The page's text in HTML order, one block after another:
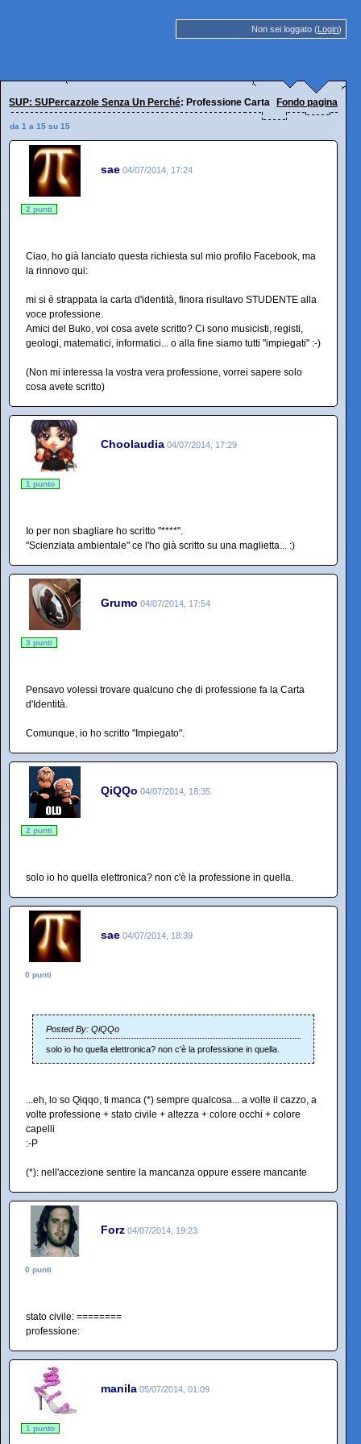
Non sei loggato (Login)
SUP: SUPercazzole Senza Un Perché: Professione Carta d'identità
Fondo pagina
da 1 a 15 su 15
sae 04/07/2014, 17:24
2 punti
Ciao, ho già lanciato questa richiesta sul mio profilo Facebook, ma
la rinnovo qui:
mi si è strappata la carta d'identità, finora risultavo STUDENTE alla
voce professione.
Amici del Buko, voi cosa avete scritto? Ci sono musicisti, registi,
geologi, matematici, informatici... o alla fine siamo tutti "impiegati" :-)
(Non mi interessa la vostra vera professione, vorrei sapere solo
cosa avete scritto)
Choolaudia 04/07/2014, 17:29
1 punto
Io per non sbagliare ho scritto "****".
"Scienziata ambientale" ce l'ho già scritto su una maglietta... :)
Grumo 04/07/2014, 17:54
3 punti
Pensavo volessi trovare qualcuno che di professione fa la Carta
d'Identità.
Comunque, io ho scritto "Impiegato".
QiQQo 04/07/2014, 18:35
2 punti
solo io ho quella elettronica? non c'è la professione in quella.
sae 04/07/2014, 18:39
0 punti
Posted By: QiQQo
solo io ho quella elettronica? non c'è la professione in quella.
...eh, lo so Qiqqo, ti manca (*) sempre qualcosa... a volte il cazzo, a
volte professione + stato civile + altezza + colore occhi + colore
capelli
:-P
(*): nell'accezione sentire la mancanza oppure essere mancante
Forz 04/07/2014, 19:23
0 punti
stato civile: ========
professione:
manila 05/07/2014, 01:09
1 punto